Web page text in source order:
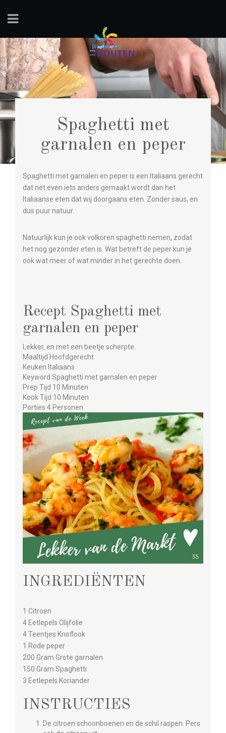
Spaghetti met
garnalen en peper
Spaghetti met garnalen en peper is een Italiaans gerecht
dat net even iets anders gemaakt wordt dan het
Italiaanse eten dat wij doorgaans eten. Zonder saus, en
dus puur natuur.
Natuurlijk kun je ook volkoren spaghetti nemen, zodat
het nog gezonder eten is. Wat betreft de peper kun je
ook wat meer of wat minder in het gerechte doen.
Recept Spaghetti met
garnalen en peper
Lekker, en met een beetje scherpte.
Maaltijd Hoofdgerecht
Keuken Italiaans
Keyword Spaghetti met garnalen en peper
Prep Tijd 10 Minuten
Kook Tijd 10 Minuten
Porties 4 Personen
INGREDIËNTEN
1 Citroen
4 Eetlepels Olijfolie
4 Teentjes Knoflook
1 Rode peper
200 Gram Grote garnalen
150 Gram Spaghetti
3 Eetlepels Koriander
INSTRUCTIES
De citroen schoonboenen en de schil raspen. Pers